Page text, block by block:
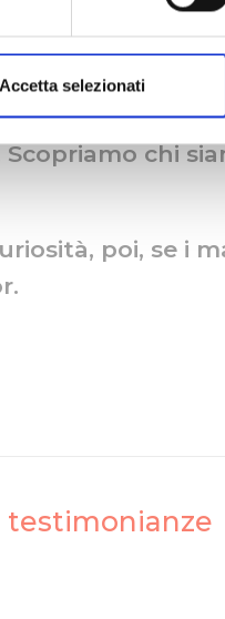
Accetta selezionati
in coppia.
dai
influenza,
chi
poi, se i
testimonianze